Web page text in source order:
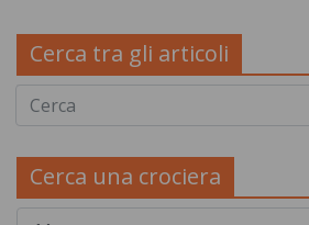
Cerca tra gli articoli
Cerca una crociera